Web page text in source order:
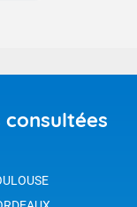
consultées